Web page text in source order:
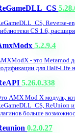
Reverse-
CS 1.6,
5.2.9.4
- это Metamod
для Half-Life
5.26.0.338
AMX Mod X модуль,
ReUnion
больше
0.2.0.27